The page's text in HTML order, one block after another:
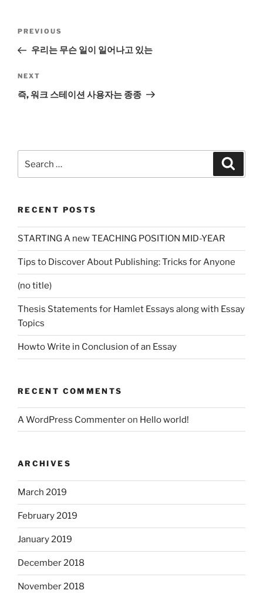
Previous
Post
PREVIOUS
우리는 무슨 일이 일어나고 있는
Next
Post
NEXT
즉, 워크 스테이션 사용자는 종종
for:
RECENT POSTS
STARTING A new TEACHING POSITION MID-YEAR
Tips to Discover About Publishing: Tricks for Anyone
(no title)
Thesis Statements for Hamlet Essays along with Essay
Topics
Howto Write in Conclusion of an Essay
RECENT COMMENTS
A WordPress Commenteron Hello world!
ARCHIVES
March 2019
February 2019
January 2019
December 2018
November 2018